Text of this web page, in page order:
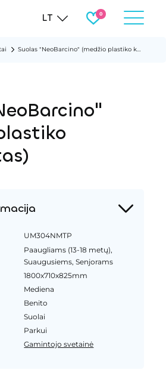
LT
Suolas "NeoBarcino" (medžio plastiko kompozitas)
UM304NMTP
Paaugliams (13-18 metų),
Suaugusiems, Senjorams
1800x710x825mm
Mediena
Benito
Suolai
Parkui
Gamintojo svetainė